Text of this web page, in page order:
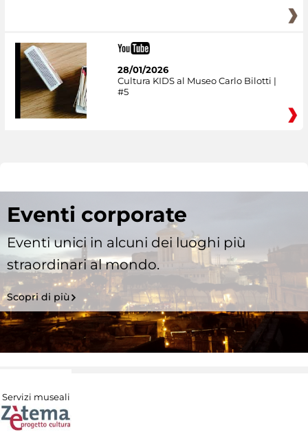
28/01/2026
Cultura KIDS al Museo Carlo Bilotti |
#5
Eventi corporate
Eventi unici in alcuni dei luoghi più
straordinari al mondo.
Scopri di più
Servizi museali